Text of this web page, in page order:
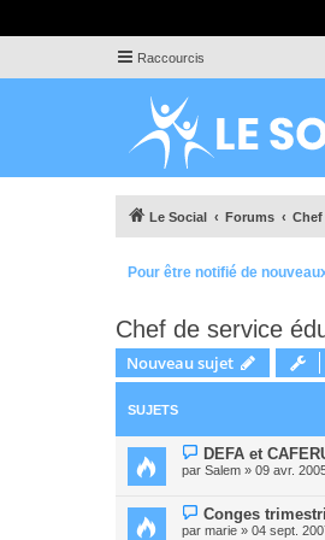
Raccourcis
Le Social Forums
Pour être notifié de
Chef de service
Nouveau sujet
SUJETS
DEFA et
par Salem » 09 avr.
Conges
par marie » 04 sept.